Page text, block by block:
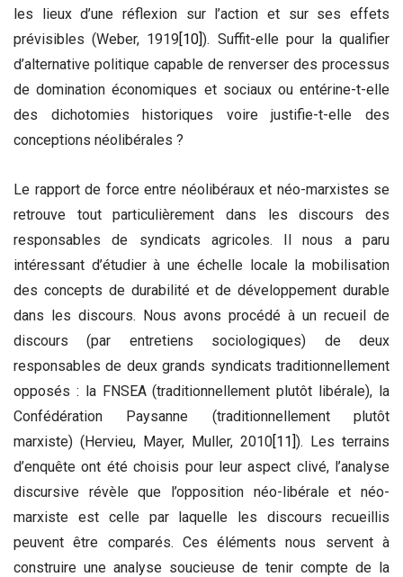
les lieux d’une réflexion sur l’action et sur ses effets
prévisibles (Weber, 1919[10]). Suffit-elle pour la qualifier
d’alternative politique capable de renverser des processus
de domination économiques et sociaux ou entérine-t-elle
des dichotomies historiques voire justifie-t-elle des
conceptions néolibérales ?
Le rapport de force entre néolibéraux et néo-marxistes se
retrouve tout particulièrement dans les discours des
responsables de syndicats agricoles. Il nous a paru
intéressant d’étudier à une échelle locale la mobilisation
des concepts de durabilité et de développement durable
dans les discours. Nous avons procédé à un recueil de
discours (par entretiens sociologiques) de deux
responsables de deux grands syndicats traditionnellement
opposés : la FNSEA (traditionnellement plutôt libérale), la
Confédération Paysanne (traditionnellement plutôt
marxiste) (Hervieu, Mayer, Muller, 2010[11]). Les terrains
d’enquête ont été choisis pour leur aspect clivé, l’analyse
discursive révèle que l’opposition néo-libérale et néo-
marxiste est celle par laquelle les discours recueillis
peuvent être comparés. Ces éléments nous servent à
construire une analyse soucieuse de tenir compte de la